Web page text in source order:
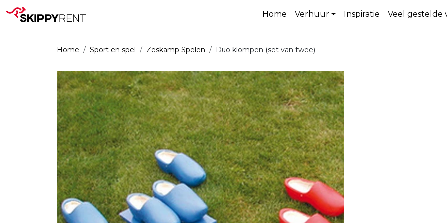
Home Verhuur Inspiratie Veel gestelde
Home Sport en spel Zeskamp Spelen Duo klompen (set van twee)